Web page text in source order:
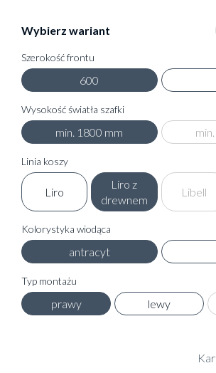
Wybierz wariant
Szerokość frontu
600
Wysokość światła szafki
min. 1800 mm
Linia koszy
Liro
Liro z
drewnem
Libell
Kolorystyka wiodąca
antracyt
Typ montażu
prawy lewy